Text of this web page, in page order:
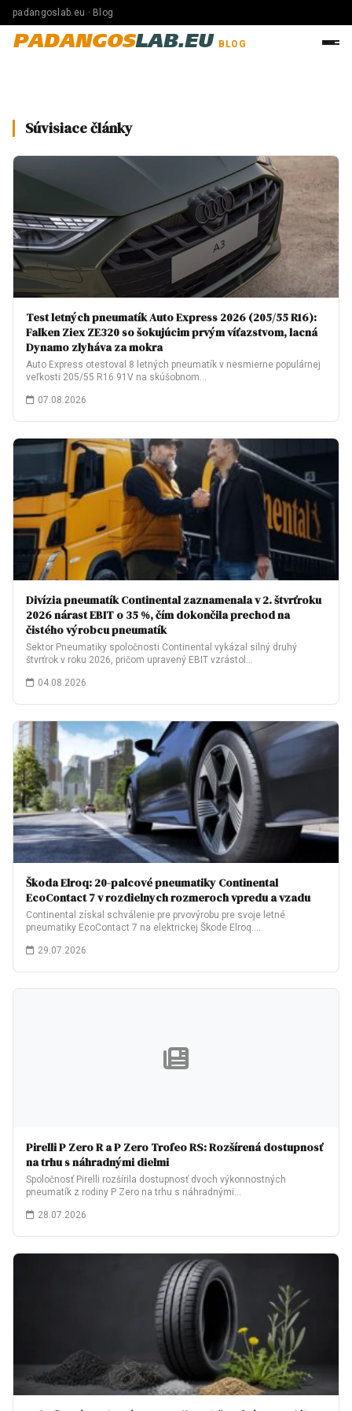
padangoslab.eu · Blog
PADANGOSLAB.EU BLOG
Súvisiace články
Test letných pneumatík Auto Express 2026 (205/55 R16):
Falken Ziex ZE320 so šokujúcim prvým víťazstvom, lacná
Dynamo zlyháva za mokra
Auto Express otestoval 8 letných pneumatík v nesmierne populárnej
veľkosti 205/55 R16 91V na skúšobnom…
07.08.2026
Divízia pneumatík Continental zaznamenala v 2. štvrťroku
2026 nárast EBIT o 35 %, čím dokončila prechod na
čistého výrobcu pneumatík
Sektor Pneumatiky spoločnosti Continental vykázal silný druhý
štvrťrok v roku 2026, pričom upravený EBIT vzrástol…
04.08.2026
Škoda Elroq: 20-palcové pneumatiky Continental
EcoContact 7 v rozdielnych rozmeroch vpredu a vzadu
Continental získal schválenie pre prvovýrobu pre svoje letné
pneumatiky EcoContact 7 na elektrickej Škode Elroq.…
29.07.2026
Pirelli P Zero R a P Zero Trofeo RS: Rozšírená dostupnosť
na trhu s náhradnými dielmi
Spoločnosť Pirelli rozšírila dostupnosť dvoch výkonnostných
pneumatík z rodiny P Zero na trhu s náhradnými…
28.07.2026